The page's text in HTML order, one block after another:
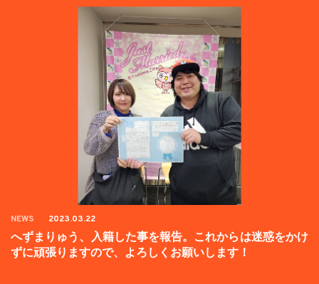
NEWS 2023.03.22
へずまりゅう、入籍した事を報告。これからは迷惑をかけ
ずに頑張りますので、よろしくお願いします！